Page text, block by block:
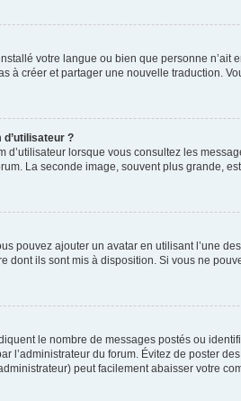
votre langue ou bien que personne
à créer et partager une nouvelle traduction.
?
d’utilisateur lorsque vous consultez les
La seconde image, souvent plus grande,
pouvez ajouter un avatar en utilisant l’une
ils sont mis à disposition. Si vous ne
le nombre de messages postés ou
l’administrateur du forum. Évitez de poster
peut facilement abaisser votre